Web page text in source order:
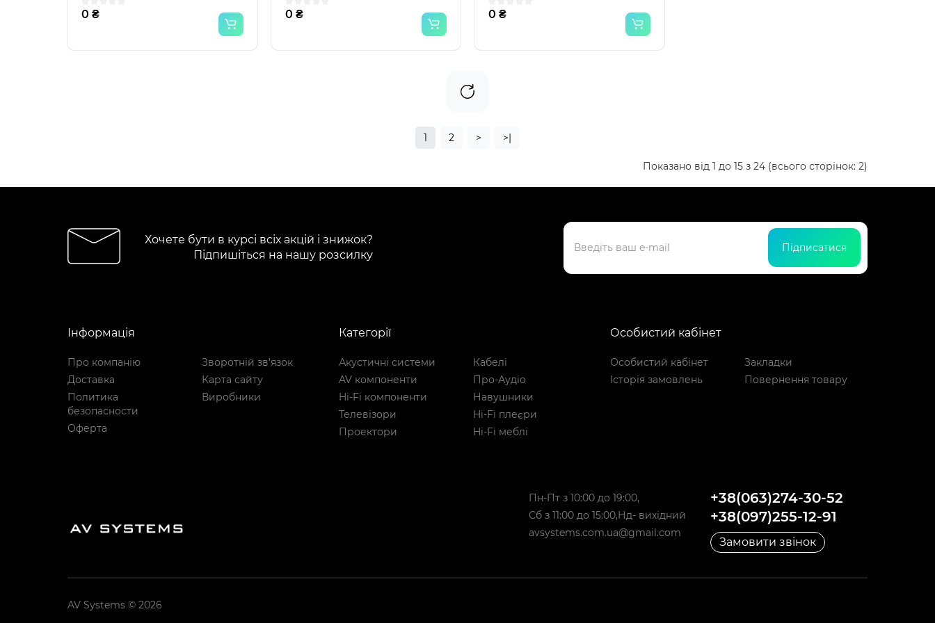
0 ₴ 0 ₴ 0 ₴
1 2 > >|
Показано від 1 до 15 з 24 (всього сторінок: 2)
Хочете бути в курсі всіх акцій і знижок?
Підпишіться на нашу розсилку
Підписатися
Інформація
Про компанію
Доставка
Политика
безопасности
Оферта
Зворотній зв’язок
Карта сайту
Виробники
Категорії
Акустичні системи
AV компоненти
Hi-Fi компоненти
Телевізори
Проектори
Кабелі
Про-Аудіо
Навушники
Hi-Fi плеєри
Hi-Fi меблі
Особистий кабінет
Особистий кабінет
Історія замовлень
Закладки
Повернення товару
Пн-Пт з 10:00 до 19:00,
Сб з 11:00 до 15:00,Нд- вихідний
avsystems.com.ua@gmail.com
+38(063)274-30-52
+38(097)255-12-91
Замовити звінок
AV Systems © 2026